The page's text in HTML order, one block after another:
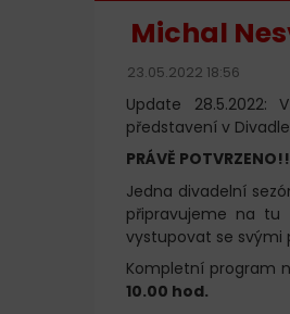
Michal
23.05.2022 18:56
Update 28.5.2022:
představení v
PRÁVĚ
Jedna divadelní
připravujeme na tu
vystupovat se svými
Kompletní program
10.00 hod.